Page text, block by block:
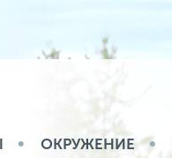
ОКРУЖЕНИЕ